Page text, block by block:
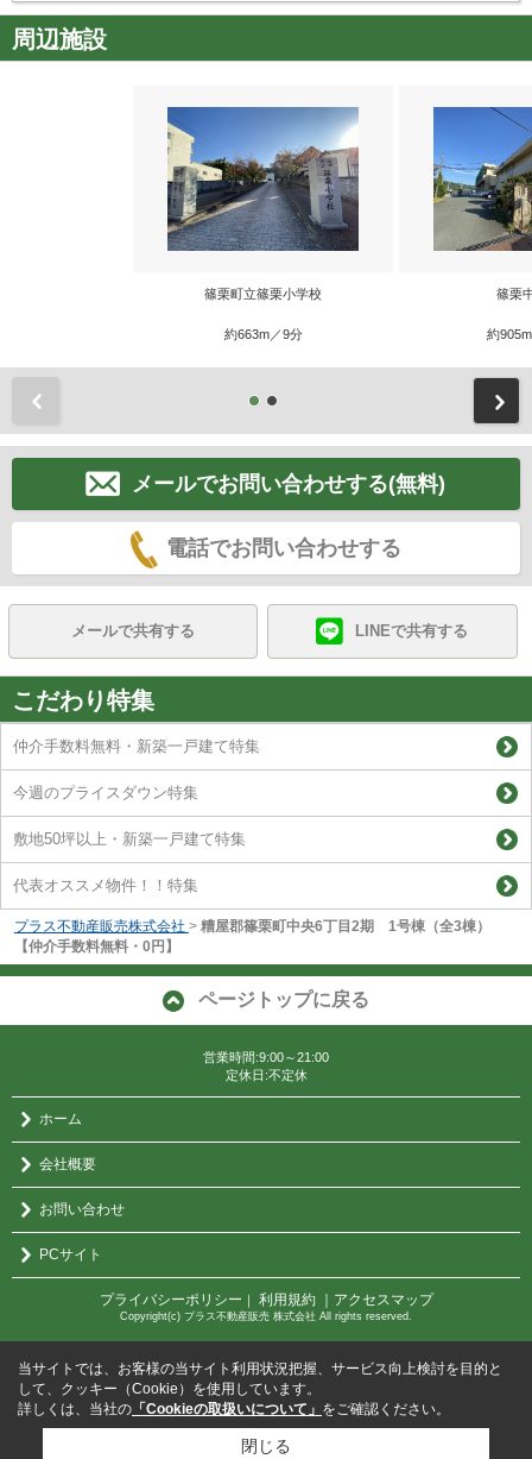
周辺施設
篠栗町立篠栗小学校
約663m／9分
篠栗
約
メールでお問い合わせする(無料)
電話でお問い合わせする
メールで共有する LINEで共有する
こだわり特集
仲介手数料無料・新築一戸建て特集
今週のプライスダウン特集
敷地50坪以上・新築一戸建て特集
代表オススメ物件！！特集
プラス不動産販売株式会社 > 糟屋郡篠栗町中央6丁目2期 1号棟（全3棟）
【仲介手数料無料・0円】
ページトップに戻る
営業時間:9:00～21:00
定休日:不定休
ホーム
会社概要
お問い合わせ
PCサイト
プライバシーポリシー ｜ 利用規約 ｜アクセスマップ
Copyright(c) プラス不動産販売 株式会社 All rights reserved.
当サイトでは、お客様の当サイト利用状況把握、サービス向上検討を目的と
して、クッキー（Cookie）を使用しています。
詳しくは、当社の 「Cookieの取扱いについて」 をご確認ください。
閉じる